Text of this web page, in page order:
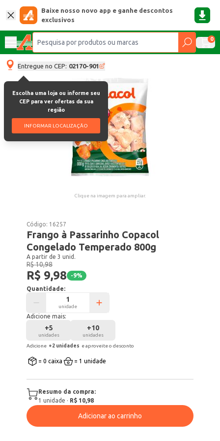
Baixe nosso novo app e ganhe descontos
exclusivos
0
Entregue no CEP: 02170-901
Escolha uma loja ou informe seu
CEP para ver ofertas da sua
região
INFORMAR LOCALIZAÇÃO
Clique na imagem para ampliar.
Código: 16257
Frango à Passarinho Copacol
Congelado Temperado 800g
A partir de 3 unid.
R$ 10,98
R$ 9,98 -9%
Quantidade:
unidade
Adicione mais:
+5
unidades
+10
unidades
Adicione +2 unidades e aproveite o desconto
= 0 caixa = 1 unidade
Resumo da compra:
1 unidade · R$ 10,98
Adicionar ao carrinho